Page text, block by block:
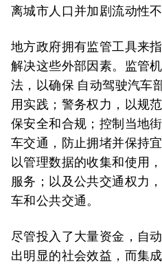
离城市人口并加剧流动性不
地方政府拥有监管工具来
解决这些外部因素。监管
法，以确保 自动驾驶汽车
用实践；警务权力，以规
保安全和合规；控制当地
车交通，防止拥堵并保持
以管理数据的收集和使用
服务；以及公共交通权力
车和公共交通。
尽管投入了大量资金，自
出明显的社会效益，而集